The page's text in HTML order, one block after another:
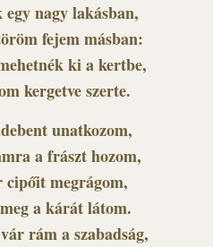
nagy lakásban,
fejem másban:
ki a kertbe,
kergetve szerte.
unatkozom,
a frászt hozom,
cipőit megrágom,
a kárát látom.
rám a szabadság,